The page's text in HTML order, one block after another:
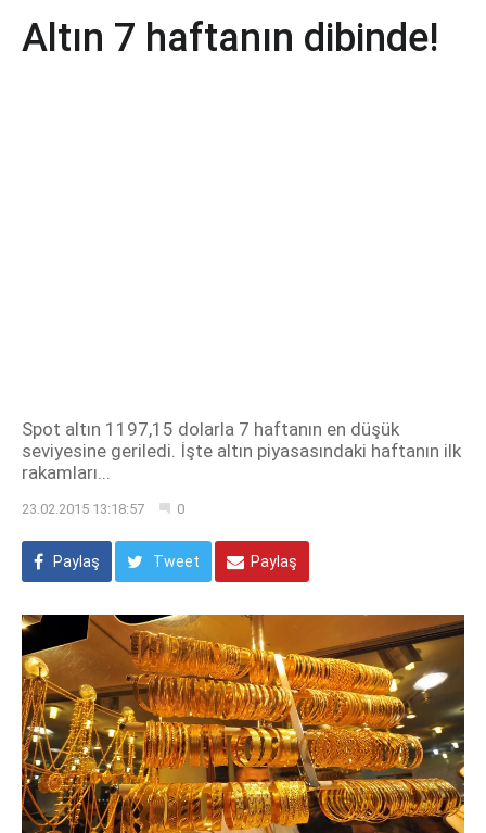
Altın 7 haftanın dibinde!
Spot altın 1197,15 dolarla 7 haftanın en düşük
seviyesine geriledi. İşte altın piyasasındaki haftanın ilk
rakamları...
23.02.2015 13:18:57 0
Paylaş Tweet Paylaş